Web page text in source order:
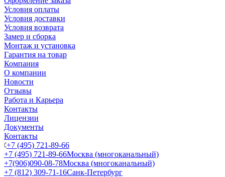
Условия оплаты
Условия доставки
Условия возврата
Замер и сборка
Монтаж и установка
Гарантия на товар
Компания
О компании
Новости
Отзывы
Работа и Карьера
Контакты
Лицензии
Документы
Контакты
+7 (495) 721-89-66
+7 (495) 721-89-66Москва (многоканальный)
+7(906)090-08-78Москва (многоканальный)
+7 (812) 309-71-16Санк-Петербург